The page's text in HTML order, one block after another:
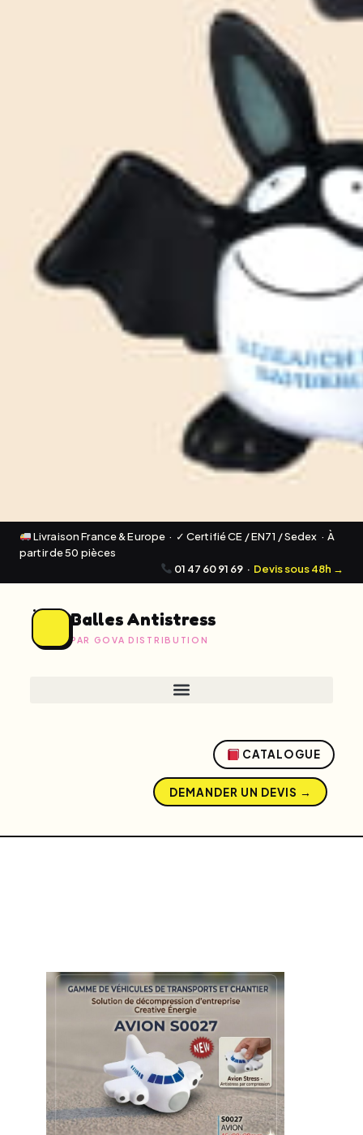
Livraison France & Europe · ✓ Certifié CE / EN71 / Sedex · À
partir de 50 pièces
01 47 60 91 69 · Devis sous 48h →
Balles Antistress
PAR GOVA DISTRIBUTION
CATALOGUE
DEMANDER UN DEVIS →